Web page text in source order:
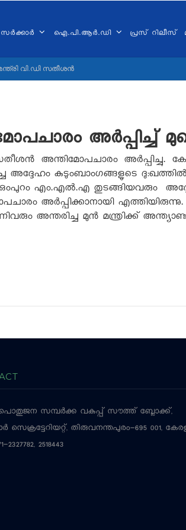
സർക്കാർ ഐ.പി.ആർ.ഡി പ്രസ് റിലീസ്
വി.ഡി സതീശന്‍
അര്‍പ്പിച്ച്
അന്തിമോപചാരം അര്‍പ്പിച്ചു.
അദ്ദേഹം കുടുംബാംഗങ്ങളുടെ
എം.എല്‍.എ തുടങ്ങിയവരും
അർപ്പിക്കാനായി എത്തിയിരുന്നു.
മുൻ മന്ത്രിക്ക്
സമ്പര്‍ക്ക വകുപ്പ് സൗത്ത് ബ്ലോക്ക്,
സെക്രട്ടേറിയറ്റ്, തിരുവനന്തപുരം-695 001,
2327782, 2518443